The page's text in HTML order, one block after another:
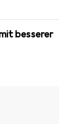
besserer